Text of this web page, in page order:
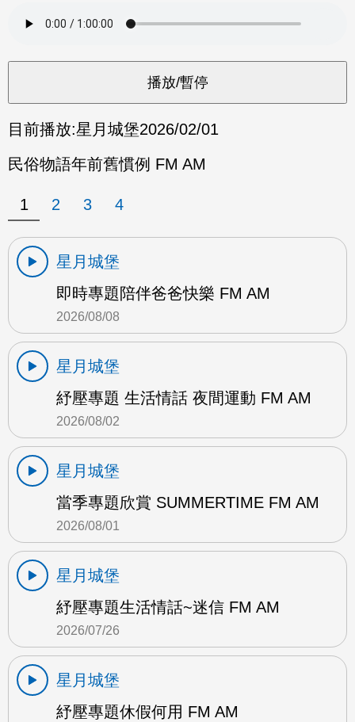
目前播放:星月城堡2026/02/01
民俗物語年前舊慣例 FM AM
1 2 3 4
星月城堡
即時專題陪伴爸爸快樂 FM AM
2026/08/08
星月城堡
紓壓專題 生活情話 夜間運動 FM AM
2026/08/02
星月城堡
當季專題欣賞 SUMMERTIME FM AM
2026/08/01
星月城堡
紓壓專題生活情話~迷信 FM AM
2026/07/26
星月城堡
紓壓專題休假何用 FM AM